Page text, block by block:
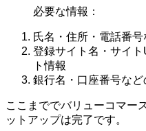
必要な情報：
氏名・住所・電話番
登録サイト名・サイ
ト情報
銀行名・口座番号な
ここまででバリューコマー
ットアップは完了です。